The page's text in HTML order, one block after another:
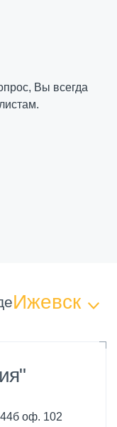
Вы всегда
Ижевск
44б оф. 102